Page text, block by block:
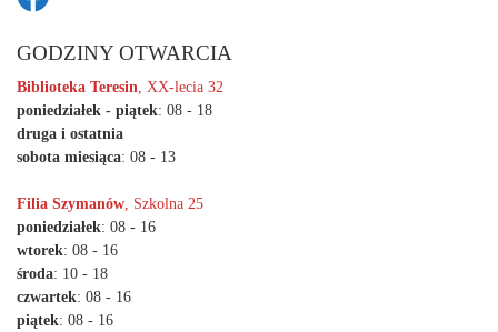
GODZINY OTWARCIA
Biblioteka Teresin, XX-lecia 32
poniedziałek - piątek: 08 - 18
druga i ostatnia
sobota miesiąca: 08 - 13
Filia Szymanów, Szkolna 25
poniedziałek: 08 - 16
wtorek: 08 - 16
środa: 10 - 18
czwartek: 08 - 16
piątek: 08 - 16